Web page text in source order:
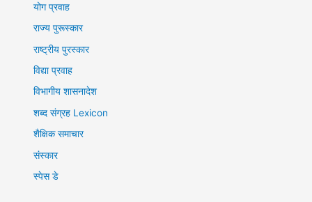
योग प्रवाह
राज्य पुरूस्कार
राष्ट्रीय पुरस्कार
विद्या प्रवाह
विभागीय शासनादेश
शब्द संग्रह Lexicon
शैक्षिक समाचार
संस्कार
स्पेस डे